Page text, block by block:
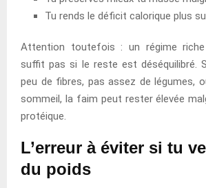
Tu rends le déficit calorique plus
Attention toutefois : un régime
suffit pas si le reste est déséquilibré.
peu de fibres, pas assez de légumes,
sommeil, la faim peut rester élevée
protéique.
L’erreur à éviter si tu
du poids